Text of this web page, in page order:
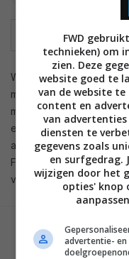
Wat we tot nu toe
materiaal weer kan
materiaal om kan
een metallic en aan de
alle social media
Facebook en Twitter.
volgende week dus.
FWD
technieken) om
zien. Deze
website goed te
van de website te
content en
van
diensten te
gegevens zoals
en surfgedrag.
wijzigen door het
opties' knop
advertentie-